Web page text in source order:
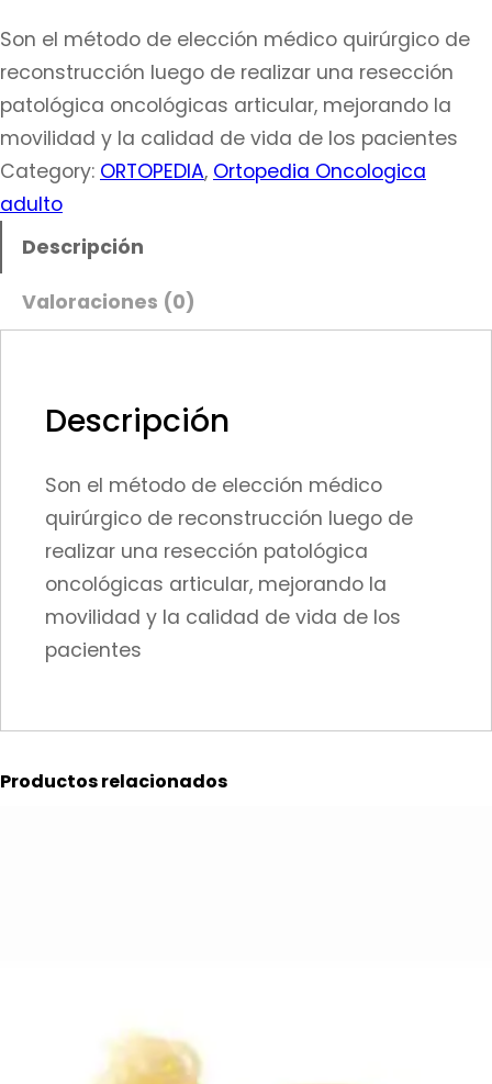
Son el método de elección médico quirúrgico de
reconstrucción luego de realizar una resección
patológica oncológicas articular, mejorando la
movilidad y la calidad de vida de los pacientes
Category: ORTOPEDIA, Ortopedia Oncologica
adulto
Descripción
Valoraciones (0)
Descripción
Son el método de elección médico
quirúrgico de reconstrucción luego de
realizar una resección patológica
oncológicas articular, mejorando la
movilidad y la calidad de vida de los
pacientes
Productos relacionados